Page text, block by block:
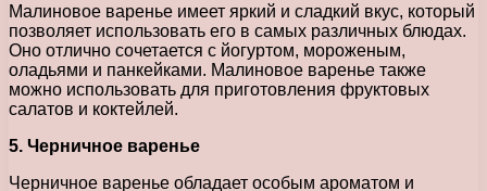
Малиновое варенье имеет яркий и сладкий вкус, который
позволяет использовать его в самых различных блюдах.
Оно отлично сочетается с йогуртом, мороженым,
оладьями и панкейками. Малиновое варенье также
можно использовать для приготовления фруктовых
салатов и коктейлей.
5. Черничное варенье
Черничное варенье обладает особым ароматом и